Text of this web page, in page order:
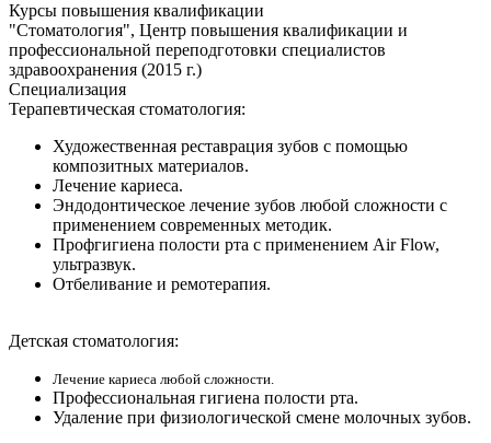
Курсы повышения квалификации
"Стоматология", Центр повышения квалификации и
профессиональной переподготовки специалистов
здравоохранения (2015 г.)
Специализация
Терапевтическая стоматология:
Художественная реставрация зубов с помощью
композитных материалов.
Лечение кариеса.
Эндодонтическое лечение зубов любой сложности с
применением современных методик.
Профгигиена полости рта с применением Air Flow,
ультразвук.
Отбеливание и ремотерапия.
Детская стоматология:
Лечение кариеса любой сложности.
Профессиональная гигиена полости рта.
Удаление при физиологической смене молочных зубов.